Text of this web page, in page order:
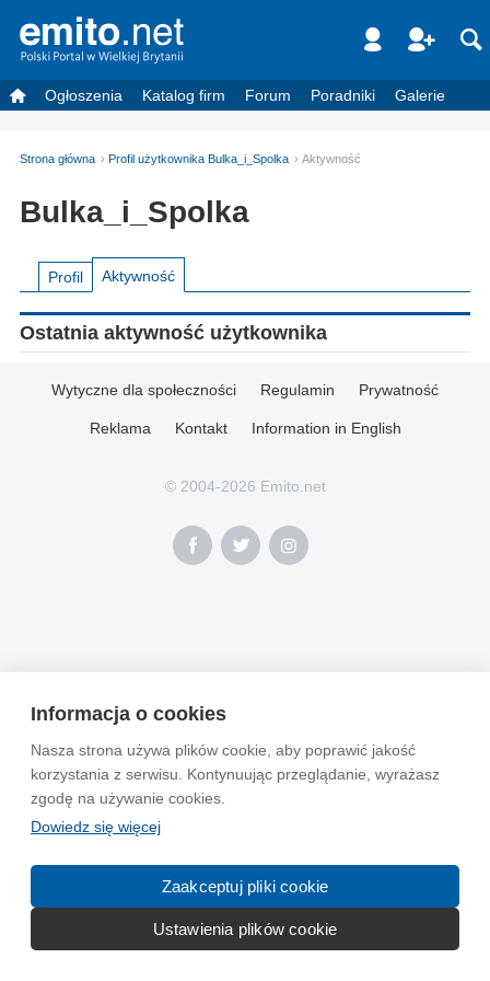
Informacja o cookies
Nasza strona używa plików cookie, aby poprawić jakość
korzystania z serwisu. Kontynuując przeglądanie, wyrażasz
zgodę na używanie cookies.
Dowiedz się więcej
Zaakceptuj pliki cookie
Ustawienia plików cookie
Ogłoszenia Katalog firm Forum Poradniki Galerie
Strona główna Profil użytkownika Bulka_i_Spolka Aktywność
Bulka_i_Spolka
Profil Aktywność
Ostatnia aktywność użytkownika
Wytyczne dla społeczności Regulamin Prywatność
Reklama Kontakt Information in English
© 2004-2026 Emito.net